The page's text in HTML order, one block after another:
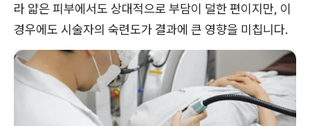
라 얇은 피부에서도 상대적으로 부담이 덜한 편이지만, 이
경우에도 시술자의 숙련도가 결과에 큰 영향을 미칩니다.